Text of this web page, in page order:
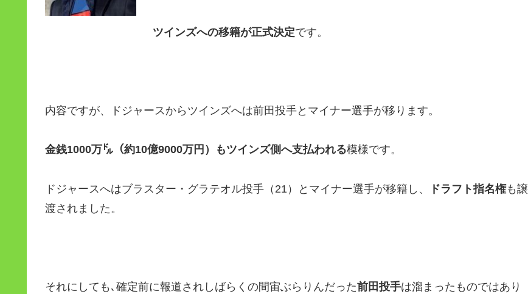
ツインズへの移籍が正式決定です。
内容ですが、ドジャースからツインズへは前田投手とマイナー選手が移ります。
金銭1000万㌦（約10億9000万円）もツインズ側へ支払われる模様です。
ドジャースへはブラスター・グラテオル投手（21）とマイナー選手が移籍し、 ドラフト指名権も譲
渡されました。
それにしても､確定前に報道されしばらくの間宙ぶらりんだった前田投手は溜まったものではあり